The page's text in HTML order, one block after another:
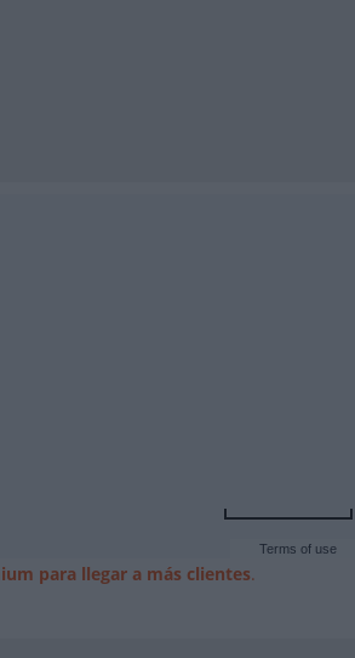
Terms of use
para llegar a más clientes.